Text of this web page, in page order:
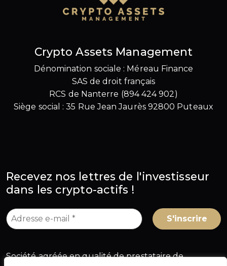
Crypto Assets Management
Dénomination sociale : Méreau Finance
SAS de droit français
RCS de Nanterre (894 424 902)
Siège social : 35 Rue Jean Jaurès 92800 Puteaux
Recevez nos lettres de l'investisseur
dans les crypto-actifs !
Société agréée en qualité de prestataire de